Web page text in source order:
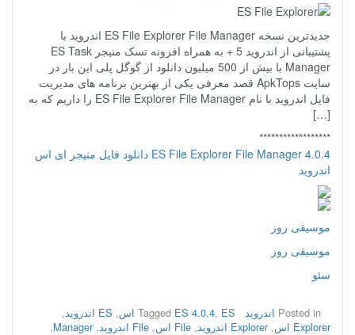
جدیدترین نسخه ES File Explorer File Manager اندروید با
پشتیبانی از اندروید 5 + به همراه افزونه تسک منیجر ES Task
Manager با بیش از 500 میلیون دانلود از گوگل پلی این بار در
سایت ApkTops قصد معرفی یکی از بهترین برنامه های مدیریت
فایل اندروید با نام ES File Explorer File Manager را داریم که به
[…]
******************
ES File Explorer File Manager 4.0.4 دانلود فایل منیجر ای اس
اندروید
موسیقی روز
موسیقی روز
سئو
Posted in اندروید Tagged ES 4.0.4, ES اس , ES اندروید
,
Explorer اس
,Explorer اندروید , File اس , File اندروید ,
Manager
,